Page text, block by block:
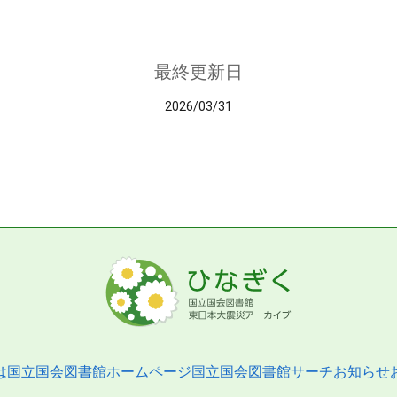
最終更新日
2026/03/31
国立国会図書館ホームページ国立国会図書館サーチお知らせ